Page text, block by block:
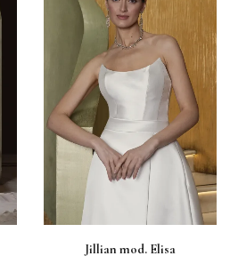
Jillian mod. Elisa